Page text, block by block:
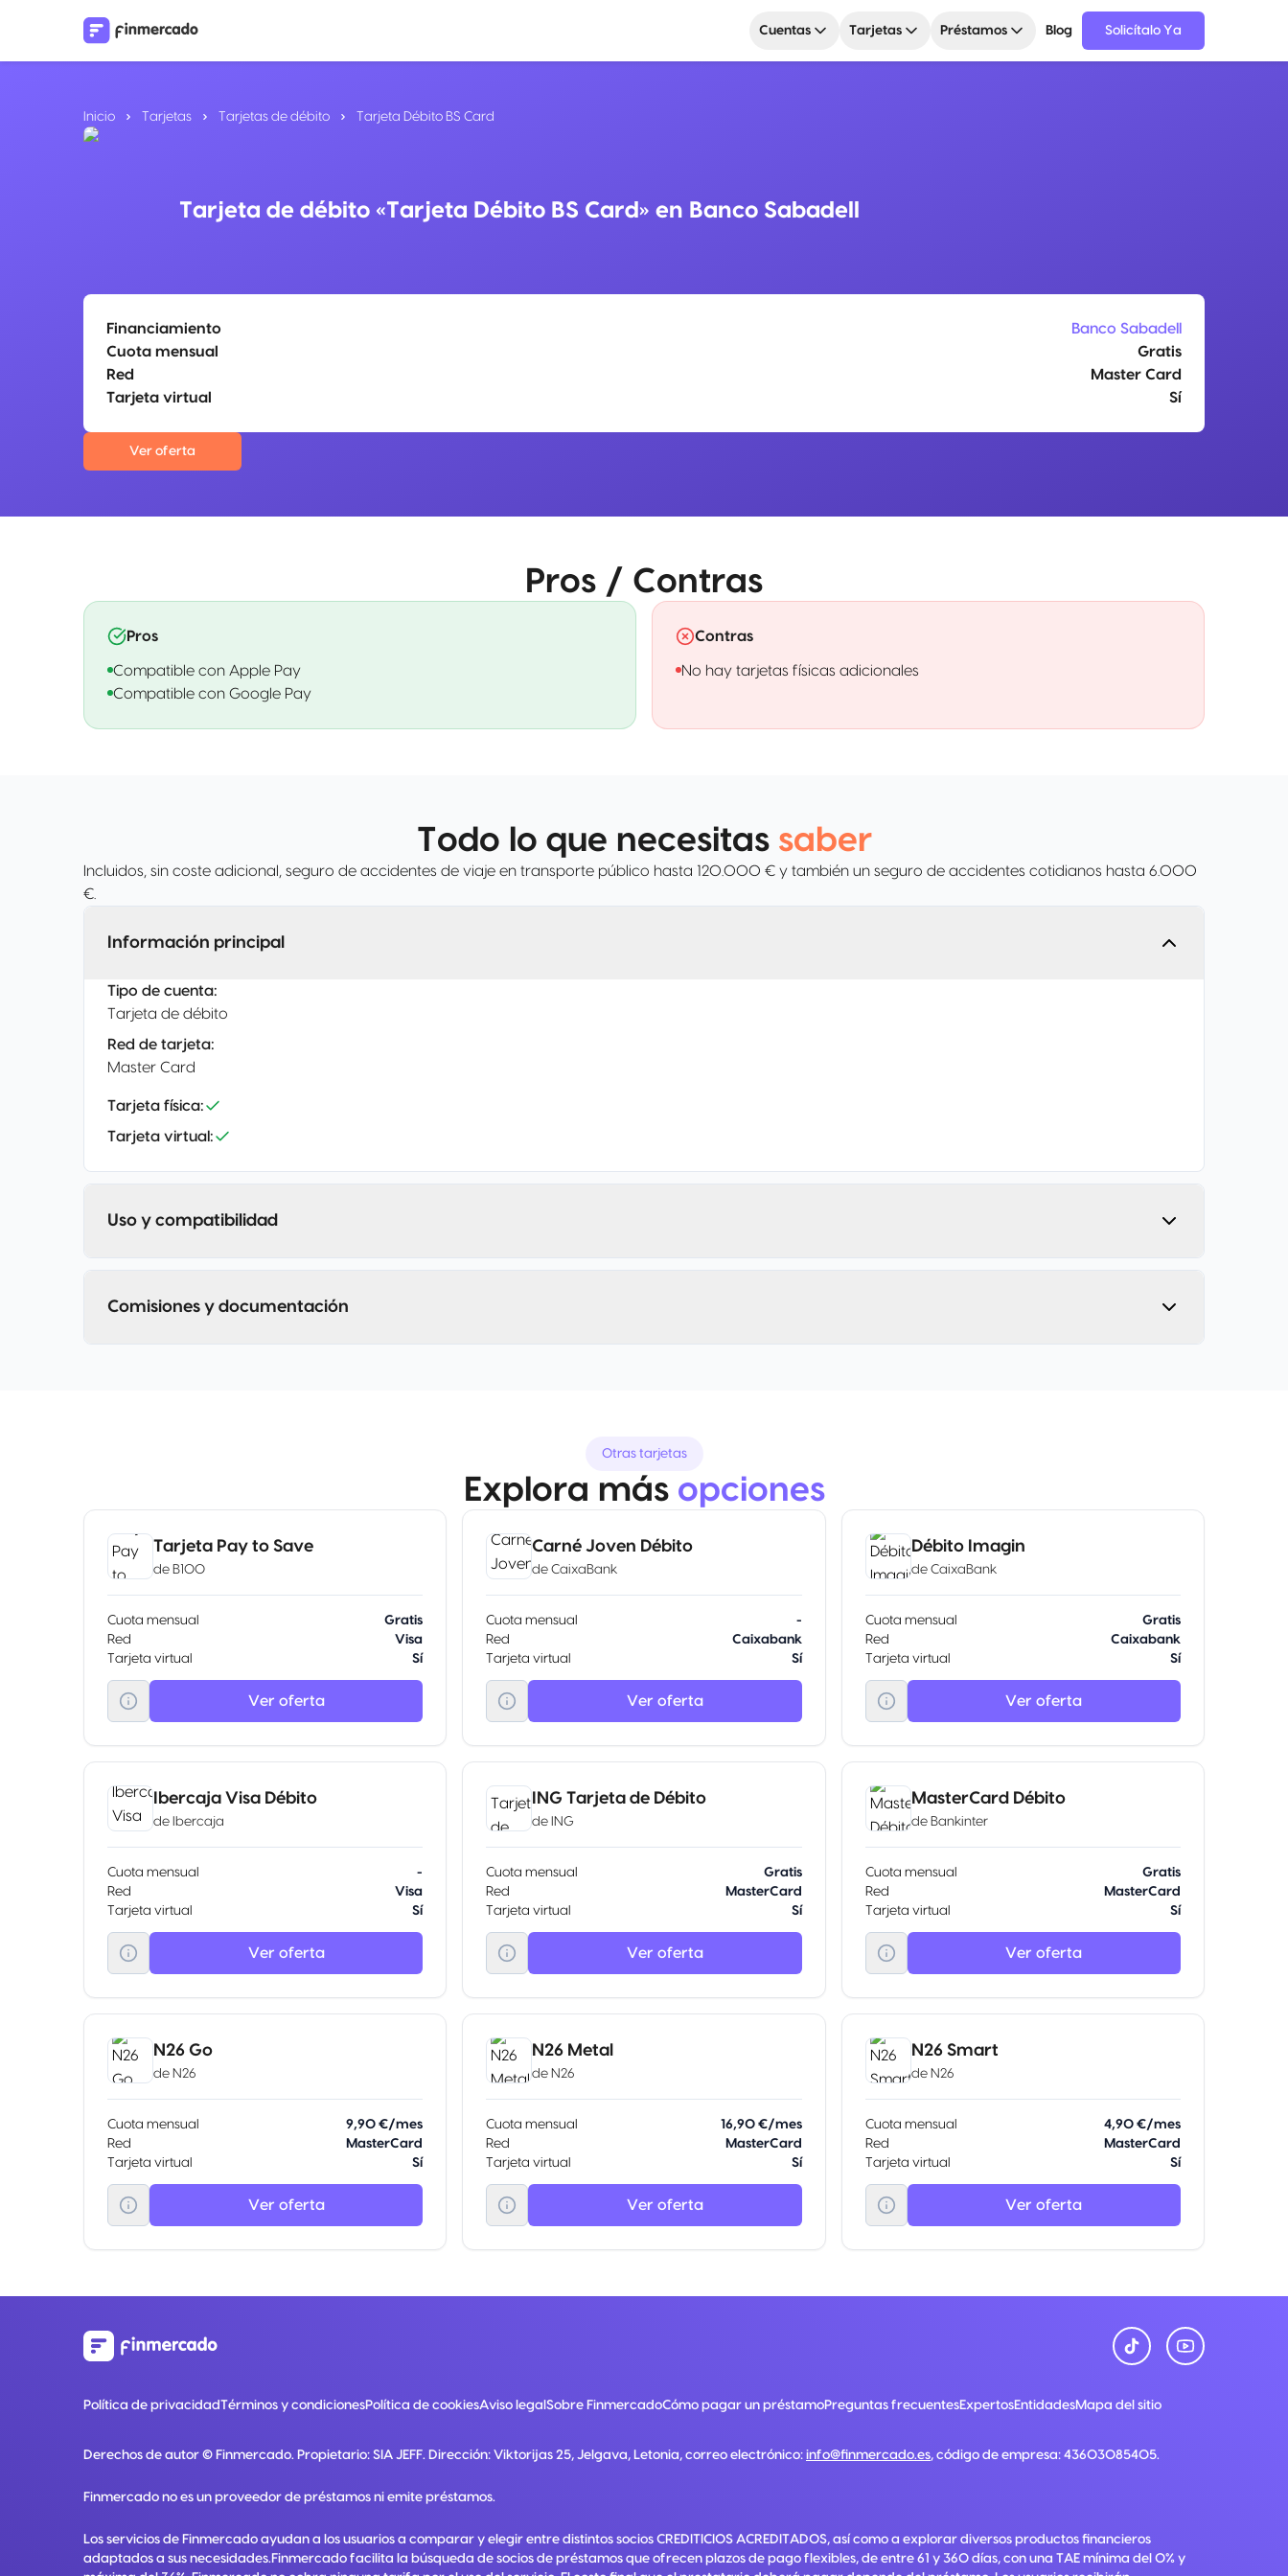
Cuentas Tarjetas Préstamos Blog Solicítalo Ya
Inicio Tarjetas Tarjetas de débito Tarjeta Débito BS Card
Tarjeta de débito «Tarjeta Débito BS Card» en Banco Sabadell
Financiamiento
Banco Sabadell
Cuota mensual
Gratis
Red
Master Card
Tarjeta virtual
Sí
Ver oferta
Pros / Contras
Pros
Compatible con Apple Pay
Compatible con Google Pay
Contras
No hay tarjetas físicas adicionales
Todo lo que necesitas saber
Incluidos, sin coste adicional, seguro de accidentes de viaje en transporte público hasta 120.000 € y también un seguro de accidentes cotidianos hasta 6.000
€.
Información principal
Tipo de cuenta:
Tarjeta de débito
Red de tarjeta:
Master Card
Tarjeta física:
Tarjeta virtual :
Uso y compatibilidad
Comisiones y documentación
Otras tarjetas
Explora más opciones
Tarjeta Pay to Save
de B100
Cuota mensual
Gratis
Red
Visa
Tarjeta virtual
Sí
Ver oferta
Carné Joven Débito
de CaixaBank
Cuota mensual
-
Red
Caixabank
Tarjeta virtual
Sí
Ver oferta
Débito Imagin
de CaixaBank
Cuota mensual
Gratis
Red
Caixabank
Tarjeta virtual
Sí
Ver oferta
Ibercaja Visa Débito
de Ibercaja
Cuota mensual
-
Red
Visa
Tarjeta virtual
Sí
Ver oferta
ING Tarjeta de Débito
de ING
Cuota mensual
Gratis
Red
MasterCard
Tarjeta virtual
Sí
Ver oferta
MasterCard Débito
de Bankinter
Cuota mensual
Gratis
Red
MasterCard
Tarjeta virtual
Sí
Ver oferta
N26 Go
de N26
Cuota mensual
9,90 €/mes
Red
MasterCard
Tarjeta virtual
Sí
Ver oferta
N26 Metal
de N26
Cuota mensual
16,90 €/mes
Red
MasterCard
Tarjeta virtual
Sí
Ver oferta
N26 Smart
de N26
Cuota mensual
4,90 €/mes
Red
MasterCard
Tarjeta virtual
Sí
Ver oferta
Política de privacidadTérminos y condicionesPolítica de cookiesAviso legal Sobre FinmercadoCómo pagar un préstamoPreguntas frecuentesExpertosEntidadesMapa del sitio
Derechos de autor © Finmercado. Propietario: SIA JEFF. Dirección: Viktorijas 25, Jelgava, Letonia, correo electrónico: info@finmercado.es, código de empresa: 43603085405.
Finmercado no es un proveedor de préstamos ni emite préstamos.
Los servicios de Finmercado ayudan a los usuarios a comparar y elegir entre distintos socios CREDITICIOS ACREDITADOS, así como a explorar diversos productos financieros
adaptados a sus necesidades.Finmercado facilita la búsqueda de socios de préstamos que ofrecen plazos de pago flexibles, de entre 61 y 360 días, con una TAE mínima del 0% y